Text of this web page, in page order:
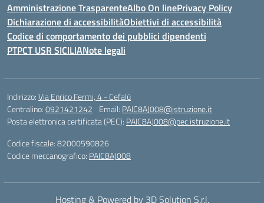
Amministrazione TrasparenteAlbo On linePrivacy Policy
Dichiarazione di accessibilitàObiettivi di accessibilità
Codice di comportamento dei pubblici dipendenti
PTPCT USR SICILIANote legali
Indirizzo:Via Enrico Fermi, 4 - Cefalù
Centralino:0921421242 Email: PAIC8AJ008@istruzione.it
Posta elettronica certificata (PEC): PAIC8AJ008@pec.istruzione.it
Codice fiscale: 82000590826
Codice meccanografico: PAIC8AJ008
Hosting & Powered by 3D Solution S.r.l.